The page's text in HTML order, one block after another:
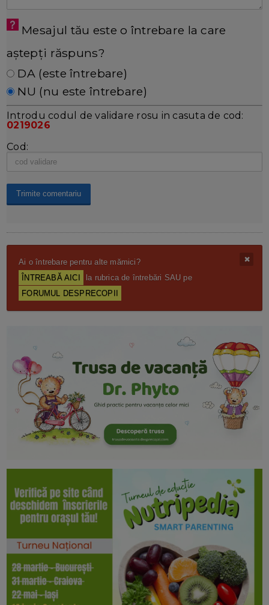
Mesajul tău este o întrebare la care
aștepți răspuns?
DA (este întrebare)
NU (nu este întrebare)
Introdu codul de validare rosu in casuta de cod:
0219026
Cod:
Ai o întrebare pentru alte mămici?
ÎNTREABĂ AICI
la rubrica de întrebări SAU pe
FORUMUL DESPRECOPII